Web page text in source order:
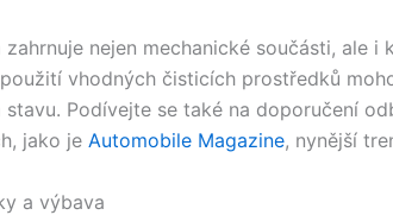
nejen mechanické součásti, ale i
vhodných čisticích prostředků
stavu. Podívejte se také na doporučení
jako je Automobile Magazine, nynější
a výbava